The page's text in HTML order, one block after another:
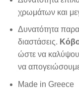
χρωμάτων και
Δυνατότητα
διαστάσεις.
ώστε να
να
Made in Greece